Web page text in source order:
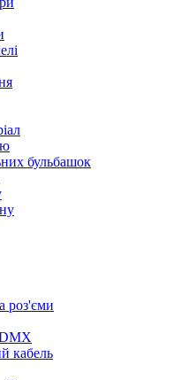
бульбашок
роз'єми
кабель